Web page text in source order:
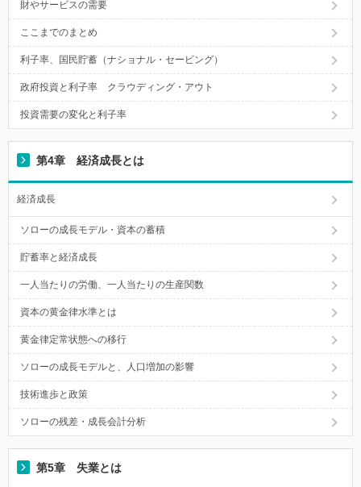
財やサービスの需要
ここまでのまとめ
利子率、国民貯蓄（ナショナル・セービング）
政府投資と利子率 クラウディング・アウト
投資需要の変化と利子率
第4章 経済成長とは
経済成長
ソローの成長モデル・資本の蓄積
貯蓄率と経済成長
一人当たりの労働、一人当たりの生産関数
資本の黄金律水準とは
黄金律定常状態への移行
ソローの成長モデルと、人口増加の影響
技術進歩と政策
ソローの残差・成長会計分析
第5章 失業とは